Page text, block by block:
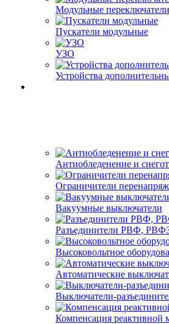
Модульные переключатели
Пускатели модульные
УЗО
Устройства
Антиобледенение и
Ограничители
Вакуумные выключатели
Разъединители РВФ,
Высоковольтное
Автоматические
Выключатели-
Компенсация реактивной